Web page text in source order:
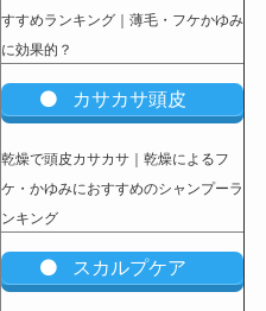
すすめランキング｜薄毛・フケかゆみ
に効果的？
カサカサ頭皮
乾燥で頭皮カサカサ｜乾燥によるフ
ケ・かゆみにおすすめのシャンプーラ
ンキング
スカルプケア